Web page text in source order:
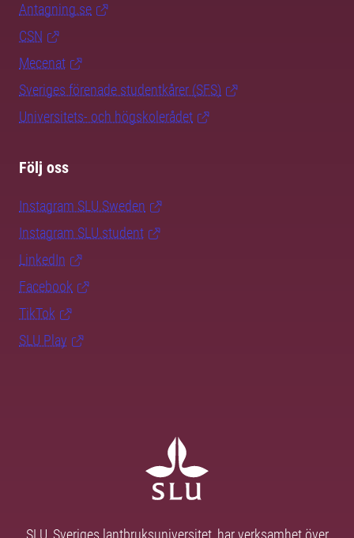
Antagning.se
CSN
Mecenat
Sveriges förenade studentkårer (SFS)
Universitets- och högskolerådet
Följ oss
Instagram SLU.Sweden
Instagram SLU.student
LinkedIn
Facebook
TikTok
SLU Play
SLU, Sveriges lantbruksuniversitet, har verksamhet över